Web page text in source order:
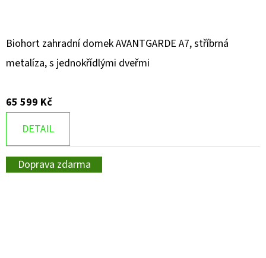
Biohort zahradní domek AVANTGARDE A7, stříbrná
metalíza, s jednokřídlými dveřmi
65 599 Kč
DETAIL
Doprava zdarma